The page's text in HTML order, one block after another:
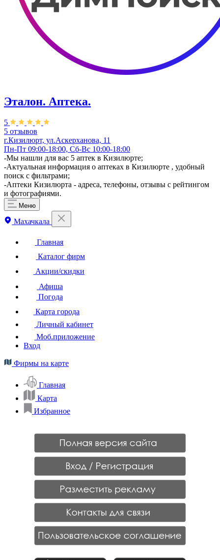
Эталон. ​Аптека.
5
5 отзывов
г.Кизилюрт, ул.​Аскерханова, 11
Пн-Пт 09:00-18:00, Сб-Вс 10:00-18:00
-Мы нашли для вас 5 аптек в Кизилюрте;
-Актуальная информация о аптеках в Кизилюрте , удобный
поиск с фильтрами;
-Аптеки Кизилюрта - адреса, телефоны, отзывы с рейтингом
и фотографиями.
Меню
Махачкала
Главная
Каталог фирм
Акции/скидки
Афиша
Погода
Карта города
Личный кабинет
Моб.приложение
Вход
Фирмы на карте
Главная
Карта
Избранное